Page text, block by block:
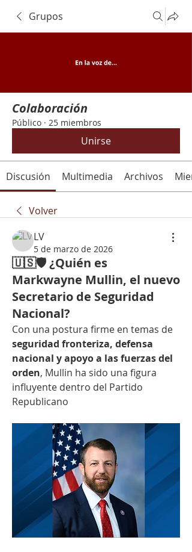
Grupos
Colaboración
Público · 25 miembros
Unirse
Discusión Multimedia Archivos
Volver
LV
5 de marzo de 2026
🇺🇸🛡️ ¿Quién es
Markwayne Mullin, el nuevo
Secretario de Seguridad
Nacional?
seguridad fronteriza, defensa
nacional y apoyo a las fuerzas del
orden, Mullin ha sido una figura
influyente dentro del Partido
Republicano